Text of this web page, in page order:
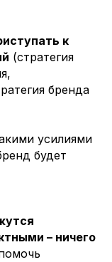
к
(стратегия
бренда
усилиями
будет
– ничего